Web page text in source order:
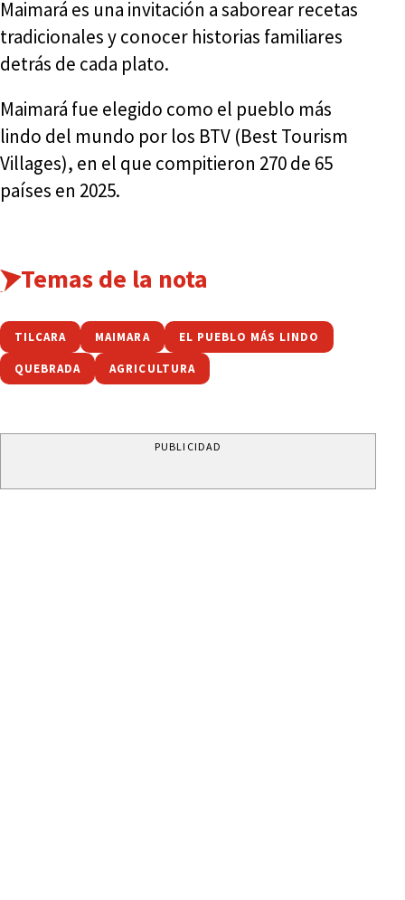
Maimará es una invitación a saborear recetas
tradicionales y conocer historias familiares
detrás de cada plato.
Maimará fue elegido como el pueblo más
lindo del mundo por los BTV (Best Tourism
Villages), en el que compitieron 270 de 65
países en 2025.
Temas de la nota
TILCARA MAIMARA EL PUEBLO MÁS LINDO
QUEBRADA AGRICULTURA
PUBLICIDAD